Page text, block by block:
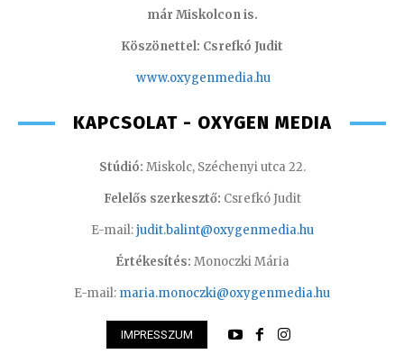
már Miskolcon is.
Köszönettel: Csrefkó Judit
www.oxygenmedia.hu
KAPCSOLAT - OXYGEN MEDIA
Stúdió: Miskolc, Széchenyi utca 22.
Felelős szerkesztő: Csrefkó Judit
E-mail:judit.balint@oxygenmedia.hu
Értékesítés: Monoczki Mária
E-mail: maria.monoczki@oxygenmedia.hu
IMPRESSZUM